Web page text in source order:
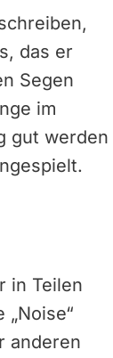
das er
Segen
im
gut werden
in Teilen
anderen